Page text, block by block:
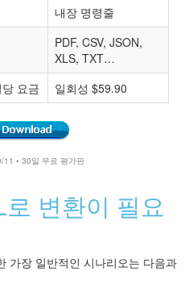
내장 명령줄
PDF, CSV, JSON,
XLS, TXT…
요금 일회성 $59.90
• 30일 무료 평가판
변환이 필요
가장 일반적인 시나리오는 다음과